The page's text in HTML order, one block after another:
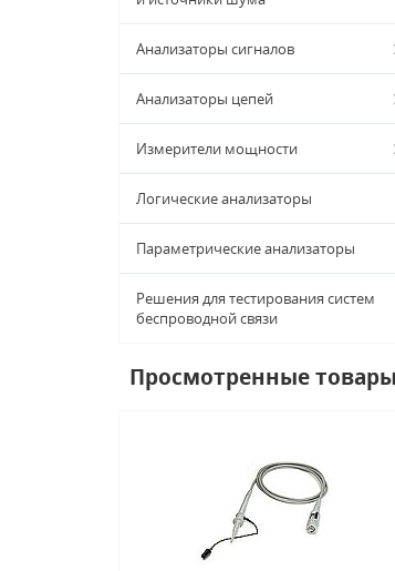
Анализаторы сигналов
Анализаторы цепей
Измерители мощности
Логические анализаторы
Параметрические анализаторы
Решения для тестирования систем
беспроводной связи
Просмотренные товары